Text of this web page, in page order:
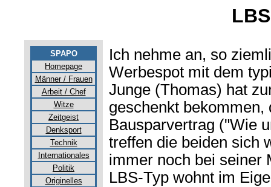
SPAPO
Homepage
Männer / Frauen
Arbeit / Chef
Witze
Zeitgeist
Denksport
Technik
Internationales
Politik
Originelles
Ich nehme an, so
Werbespot mit dem
Junge (Thomas) hat
geschenkt bekommen,
Bausparvertrag ("Wie
treffen die beiden sich
immer noch bei seiner
LBS-Typ wohnt im